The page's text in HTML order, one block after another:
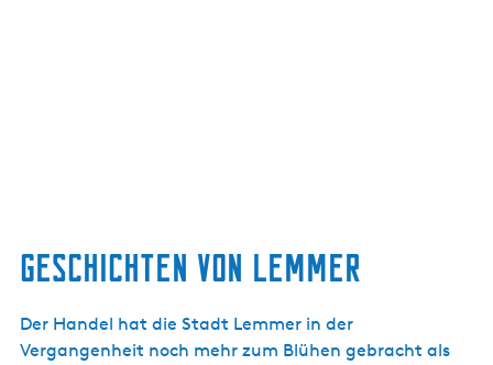
Geschichten von Lemmer
Der Handel hat die Stadt Lemmer in der
Vergangenheit noch mehr zum Blühen gebracht als